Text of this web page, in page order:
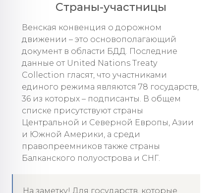
Страны-участницы
Венская конвенция о дорожном
движении – это основополагающий
документ в области БДД. Последние
данные от United Nations Treaty
Collection гласят, что участниками
единого режима являются 78 государств,
36 из которых – подписанты. В общем
списке присутствуют страны
Центральной и Северной Европы, Азии
и Южной Америки, а среди
правопреемников также страны
Балканского полуострова и СНГ.
На заметку! Для государств, которые